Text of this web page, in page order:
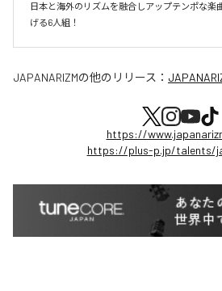
日本と海外のリズムを融合しアップテンポな楽
げる6人組！
JAPANARIZMの他のリリース：
https://
https://plus-p.jp/talents/